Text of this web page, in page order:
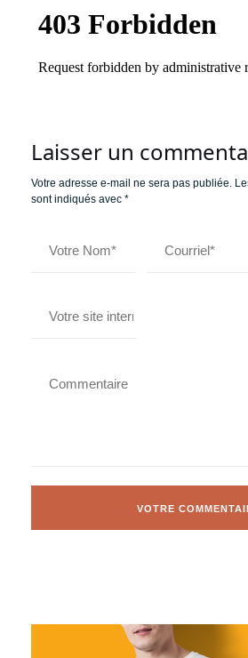
Laisser un
Votre adresse e-mail ne sera pas publiée.
sont indiqués avec *